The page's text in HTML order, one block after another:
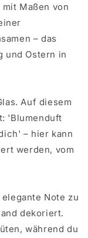
Maßen von
– das
und Ostern in
Auf diesem
'Blumenduft
– hier kann
werden, vom
Note zu
dekoriert.
während du